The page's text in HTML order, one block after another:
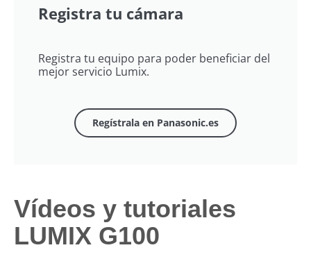
Registra tu cámara
Registra tu equipo para poder beneficiar del
mejor servicio Lumix.
Regístrala en Panasonic.es
Vídeos y tutoriales
LUMIX G100